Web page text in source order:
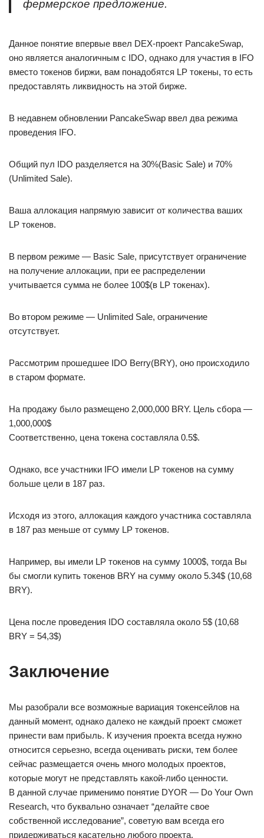
фермерское предложение.
Данное понятие впервые ввел DEX-проект PancakeSwap,
оно является аналогичным с IDO, однако для участия в IFO
вместо токенов биржи, вам понадобятся LP токены, то есть
предоставлять ликвидность на этой бирже.
В недавнем обновлении PancakeSwap ввел два режима
проведения IFO.
Общий пул IDO разделяется на 30%(Basic Sale) и 70%
(Unlimited Sale).
Ваша аллокация напрямую зависит от количества ваших
LP токенов.
В первом режиме — Basic Sale, присутствует ограничение
на получение аллокации, при ее распределении
учитывается сумма не более 100$(в LP токенах).
Во втором режиме — Unlimited Sale, ограничение
отсутствует.
Рассмотрим прошедшее IDO Berry(BRY), оно происходило
в старом формате.
На продажу было размещено 2,000,000 BRY. Цель сбора —
1,000,000$
Соответственно, цена токена составляла 0.5$.
Однако, все участники IFO имели LP токенов на сумму
больше цели в 187 раз.
Исходя из этого, аллокация каждого участника составляла
в 187 раз меньше от сумму LP токенов.
Например, вы имели LP токенов на сумму 1000$, тогда Вы
бы смогли купить токенов BRY на сумму около 5.34$ (10,68
BRY).
Цена после проведения IDO составляла около 5$ (10,68
BRY = 54,3$)
Заключение
Мы разобрали все возможные вариация токенсейлов на
данный момент, однако далеко не каждый проект сможет
принести вам прибыль. К изучения проекта всегда нужно
относится серьезно, всегда оценивать риски, тем более
сейчас размещается очень много молодых проектов,
которые могут не представлять какой-либо ценности.
В данной случае применимо понятие DYOR — Do Your Own
Research, что буквально означает “делайте свое
собственной исследование”, советую вам всегда его
придерживаться касательно любого проекта.